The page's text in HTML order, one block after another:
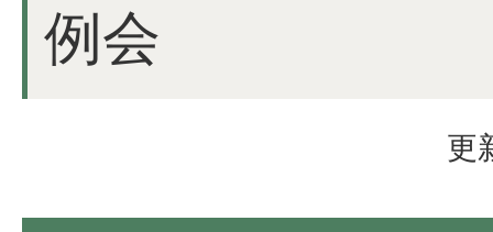
例会
更